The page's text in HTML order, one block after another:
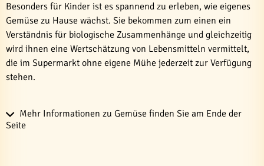
Besonders für Kinder ist es spannend zu erleben, wie eigenes
Gemüse zu Hause wächst. Sie bekommen zum einen ein
Verständnis für biologische Zusammenhänge und gleichzeitig
wird ihnen eine Wertschätzung von Lebensmitteln vermittelt,
die im Supermarkt ohne eigene Mühe jederzeit zur Verfügung
stehen.
Mehr Informationen zu Gemüse finden Sie am Ende der
Seite